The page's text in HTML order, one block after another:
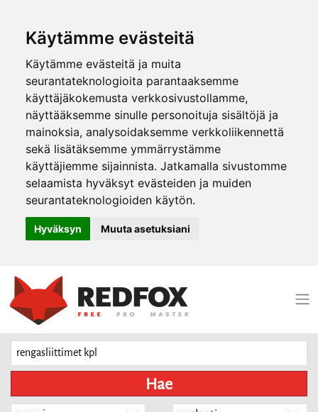
Käytämme evästeitä
Käytämme evästeitä ja muita
seurantateknologioita parantaaksemme
käyttäjäkokemusta verkkosivustollamme,
näyttääksemme sinulle personoituja sisältöjä ja
mainoksia, analysoidaksemme verkkoliikennettä
sekä lisätäksemme ymmärrystämme
käyttäjiemme sijainnista. Jatkamalla sivustomme
selaamista hyväksyt evästeiden ja muiden
seurantateknologioiden käytön.
Hyväksyn Muuta asetuksiani
Hae